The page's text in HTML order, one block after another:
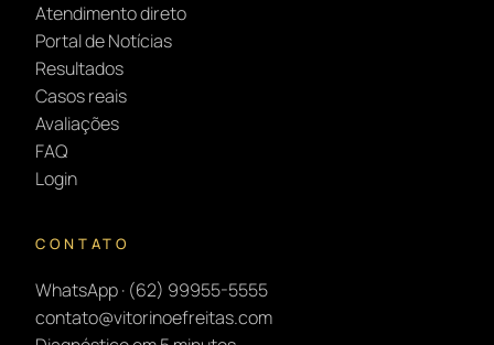
Atendimento direto
Portal de Notícias
Resultados
Casos reais
Avaliações
FAQ
Login
CONTATO
WhatsApp · (62) 99955-5555
contato@vitorinoefreitas.com